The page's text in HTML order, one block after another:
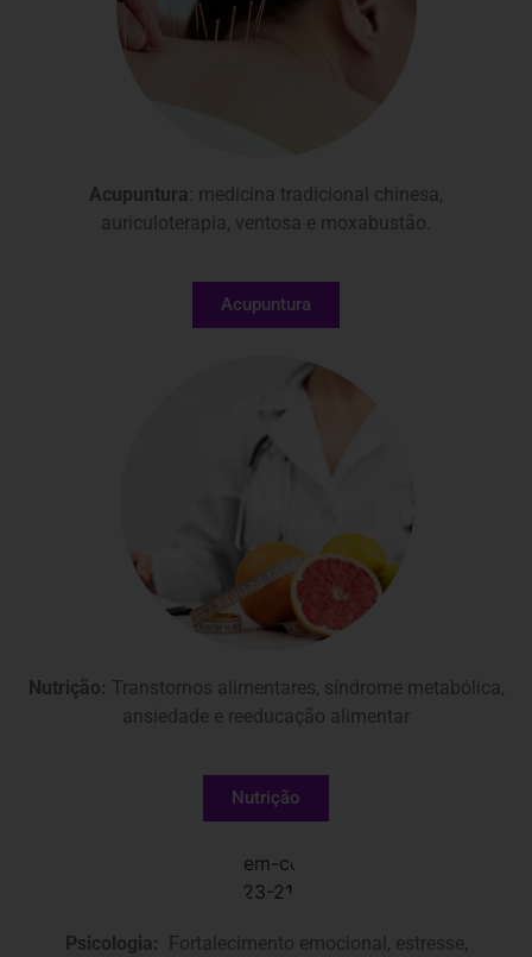
Acupuntura : medicina tradicional chinesa,
auriculoterapia, ventosa e moxabustão.
Acupuntura
Nutrição: Transtornos alimentares, síndrome metabólica,
ansiedade e reeducação alimentar
Nutrição
Psicologia: Fortalecimento emocional, estresse,